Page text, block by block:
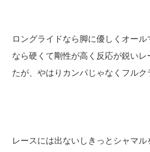
ロングライドなら脚に優しくオー
なら硬くて剛性が高く反応が鋭い
たが、やはりカンパじゃなくフルク
レースには出ないしきっとシャマ